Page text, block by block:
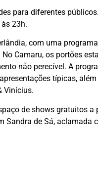
para diferentes
23h.
com uma
Camaru, os portões
não perecível. A
típicas,
Vinícius.
de shows gratuitos a
Sandra de Sá, aclamada